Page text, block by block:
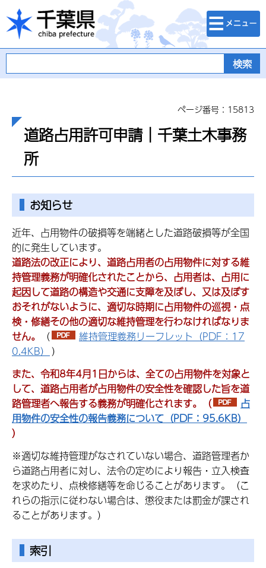
千葉県
検索・メニュ
ー
ページ番号：15813
道路占用許可申請｜千葉土木事務
所
お知らせ
近年、占用物件の破損等を端緒とした道路破損等が全国
的に発生しています。
道路法の改正により、道路占用者の占用物件に対する維
持管理義務が明確化されたことから、占用者は、占用に
起因して道路の構造や交通に支障を及ぼし、又は及ぼす
おそれがないように、適切な時期に占用物件の巡視・点
検・修繕その他の適切な維持管理を行わなければなりま
せん。
（
維持管理義務リーフレット（PDF：17
0.4KB） ）
また、令和8年4月1日からは、全ての占用物件を対象と
して、道路占用者が占用物件の安全性を確認した旨を道
路管理者へ報告する義務が明確化されます。（
占
用物件の安全性の報告義務について（PDF：95.6KB）
）
※適切な維持管理がなされていない場合、道路管理者か
ら道路占用者に対し、法令の定めにより報告・立入検査
を求めたり、点検修繕等を命じることがあります。（こ
れらの指示に従わない場合は、懲役または罰金が課され
ることがあります。）
索引